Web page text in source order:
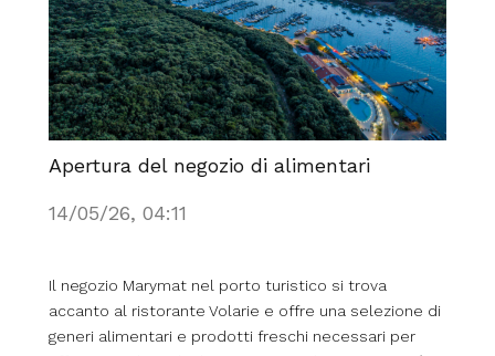
Apertura del negozio di alimentari
14/05/26, 04:11
Il negozio Marymat nel porto turistico si trova
accanto al ristorante Volarie e offre una selezione di
generi alimentari e prodotti freschi necessari per